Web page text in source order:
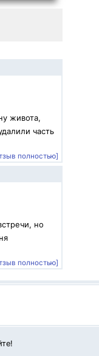
живота,
часть
полностью]
но
полностью]